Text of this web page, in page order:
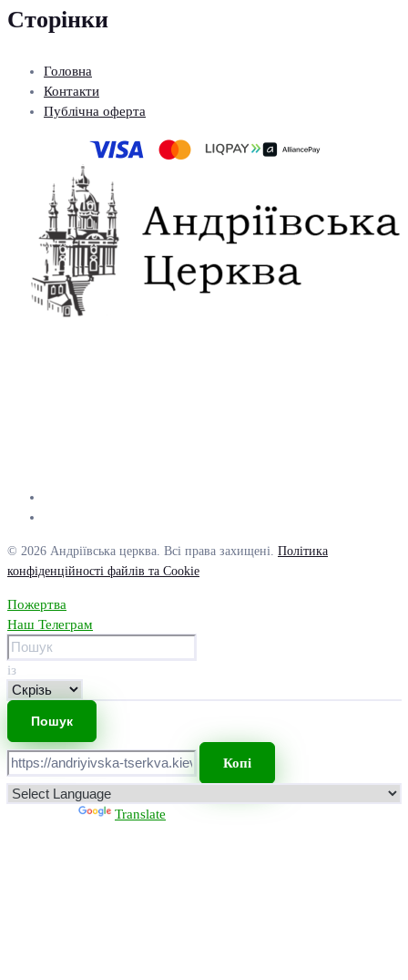
Сторінки
Головна
Контакти
Публічна оферта
© 2026 Андріївська церква. Всі права захищені. Політика
конфіденційності файлів та Cookie
Пожертва
Наш Телеграм
із
Копі
Translate